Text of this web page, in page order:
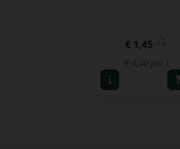
€ 1,45
€ 4,40 per l